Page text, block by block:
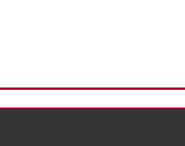
立之有限公司)